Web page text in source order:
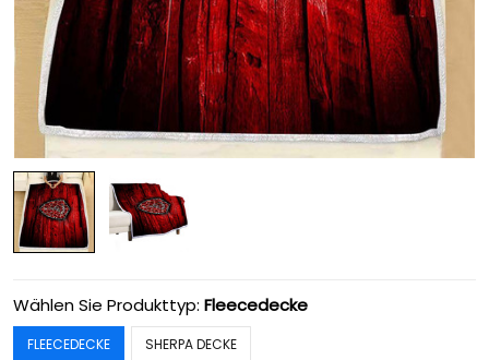
Wählen Sie Produkttyp: Fleecedecke
FLEECEDECKE SHERPA DECKE